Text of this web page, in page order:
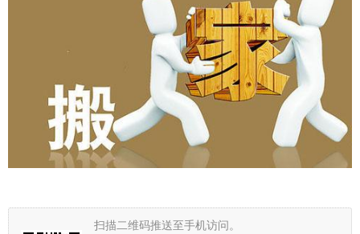
扫描二维码推送至手机访问。